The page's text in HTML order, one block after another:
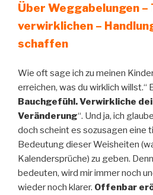
Über Weggabelungen –
verwirklichen –
schaffen
Wie oft sage ich zu meinen
erreichen, was du wirklich willst.“
Bauchgefühl. Verwirkliche
Veränderung“. Und ja, ich
doch scheint es sozusagen eine
Bedeutung dieser Weisheiten
Kalendersprüche) zu geben.
bedeuten, wird mir immer noch
wieder noch klarer. Offenbar